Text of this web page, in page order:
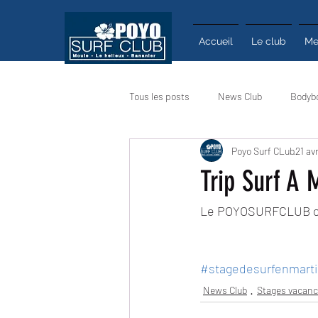
Accueil Le club
Tous les posts News Club
Actualité Infos
Trip Surf A
Poyo Surf CLub21
Le
News Club Stages